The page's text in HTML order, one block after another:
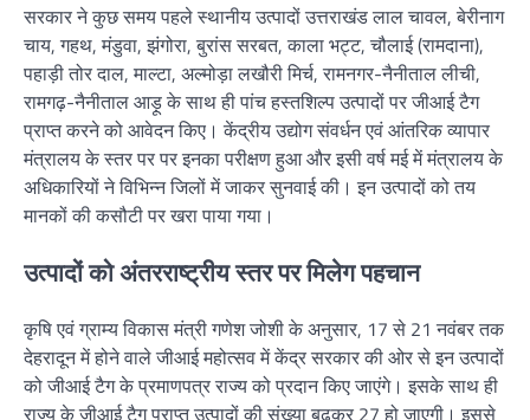
सरकार ने कुछ समय पहले स्थानीय उत्पादों उत्तराखंड लाल चावल, बेरीनाग
चाय, गहथ, मंडुवा, झंगोरा, बुरांस सरबत, काला भट्ट, चौलाई (रामदाना),
पहाड़ी तोर दाल, माल्टा, अल्मोड़ा लखौरी मिर्च, रामनगर-नैनीताल लीची,
रामगढ़-नैनीताल आड़ू के साथ ही पांच हस्तशिल्प उत्पादों पर जीआई टैग
प्राप्त करने को आवेदन किए। केंद्रीय उद्योग संवर्धन एवं आंतरिक व्यापार
मंत्रालय के स्तर पर पर इनका परीक्षण हुआ और इसी वर्ष मई में मंत्रालय के
अधिकारियों ने विभिन्न जिलों में जाकर सुनवाई की। इन उत्पादों को तय
मानकों की कसौटी पर खरा पाया गया।
उत्पादों को अंतरराष्ट्रीय स्तर पर मिलेग पहचान
कृषि एवं ग्राम्य विकास मंत्री गणेश जोशी के अनुसार, 17 से 21 नवंबर तक
देहरादून में होने वाले जीआई महोत्सव में केंद्र सरकार की ओर से इन उत्पादों
को जीआई टैग के प्रमाणपत्र राज्य को प्रदान किए जाएंगे। इसके साथ ही